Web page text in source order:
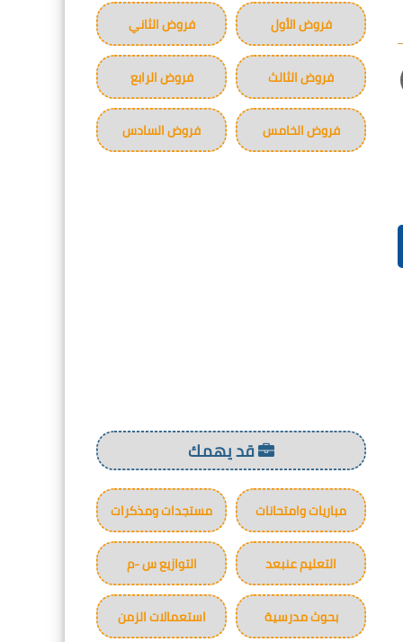
فروض الأول فروض الثاني
فروض الثالث فروض الرابع
فروض الخامس فروض السادس
قد يهمك
مباريات وامتحانات مستجدات ومذكرات
التعليم عنبعد التوازيع س -م
بحوث مدرسية استعمالات الزمن